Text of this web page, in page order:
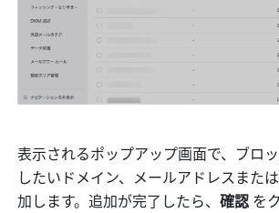
表示されるポップアップ画面で、ブロ
したいドメイン、メールアドレスまた
加します。追加が完了したら、確認 を